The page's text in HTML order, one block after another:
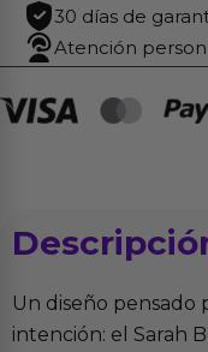
30 días de
Atención
Un diseño pensado
intención: el Sarah